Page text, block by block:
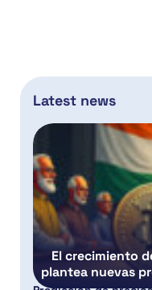
Latest news
El crecimiento
plantea nuevas